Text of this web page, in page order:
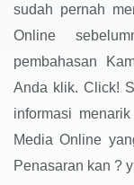
sudah pernah
Online
pembahasan
Anda klik. Click!
informasi
Media Online
Penasaran kan ?